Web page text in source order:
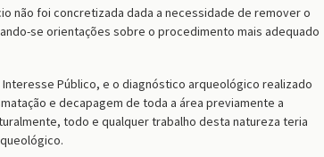
não foi concretizada dada a necessidade de remover o
se orientações sobre o procedimento mais adequado
Público, e o diagnóstico arqueológico realizado
e decapagem de toda a área previamente a
todo e qualquer trabalho desta natureza teria